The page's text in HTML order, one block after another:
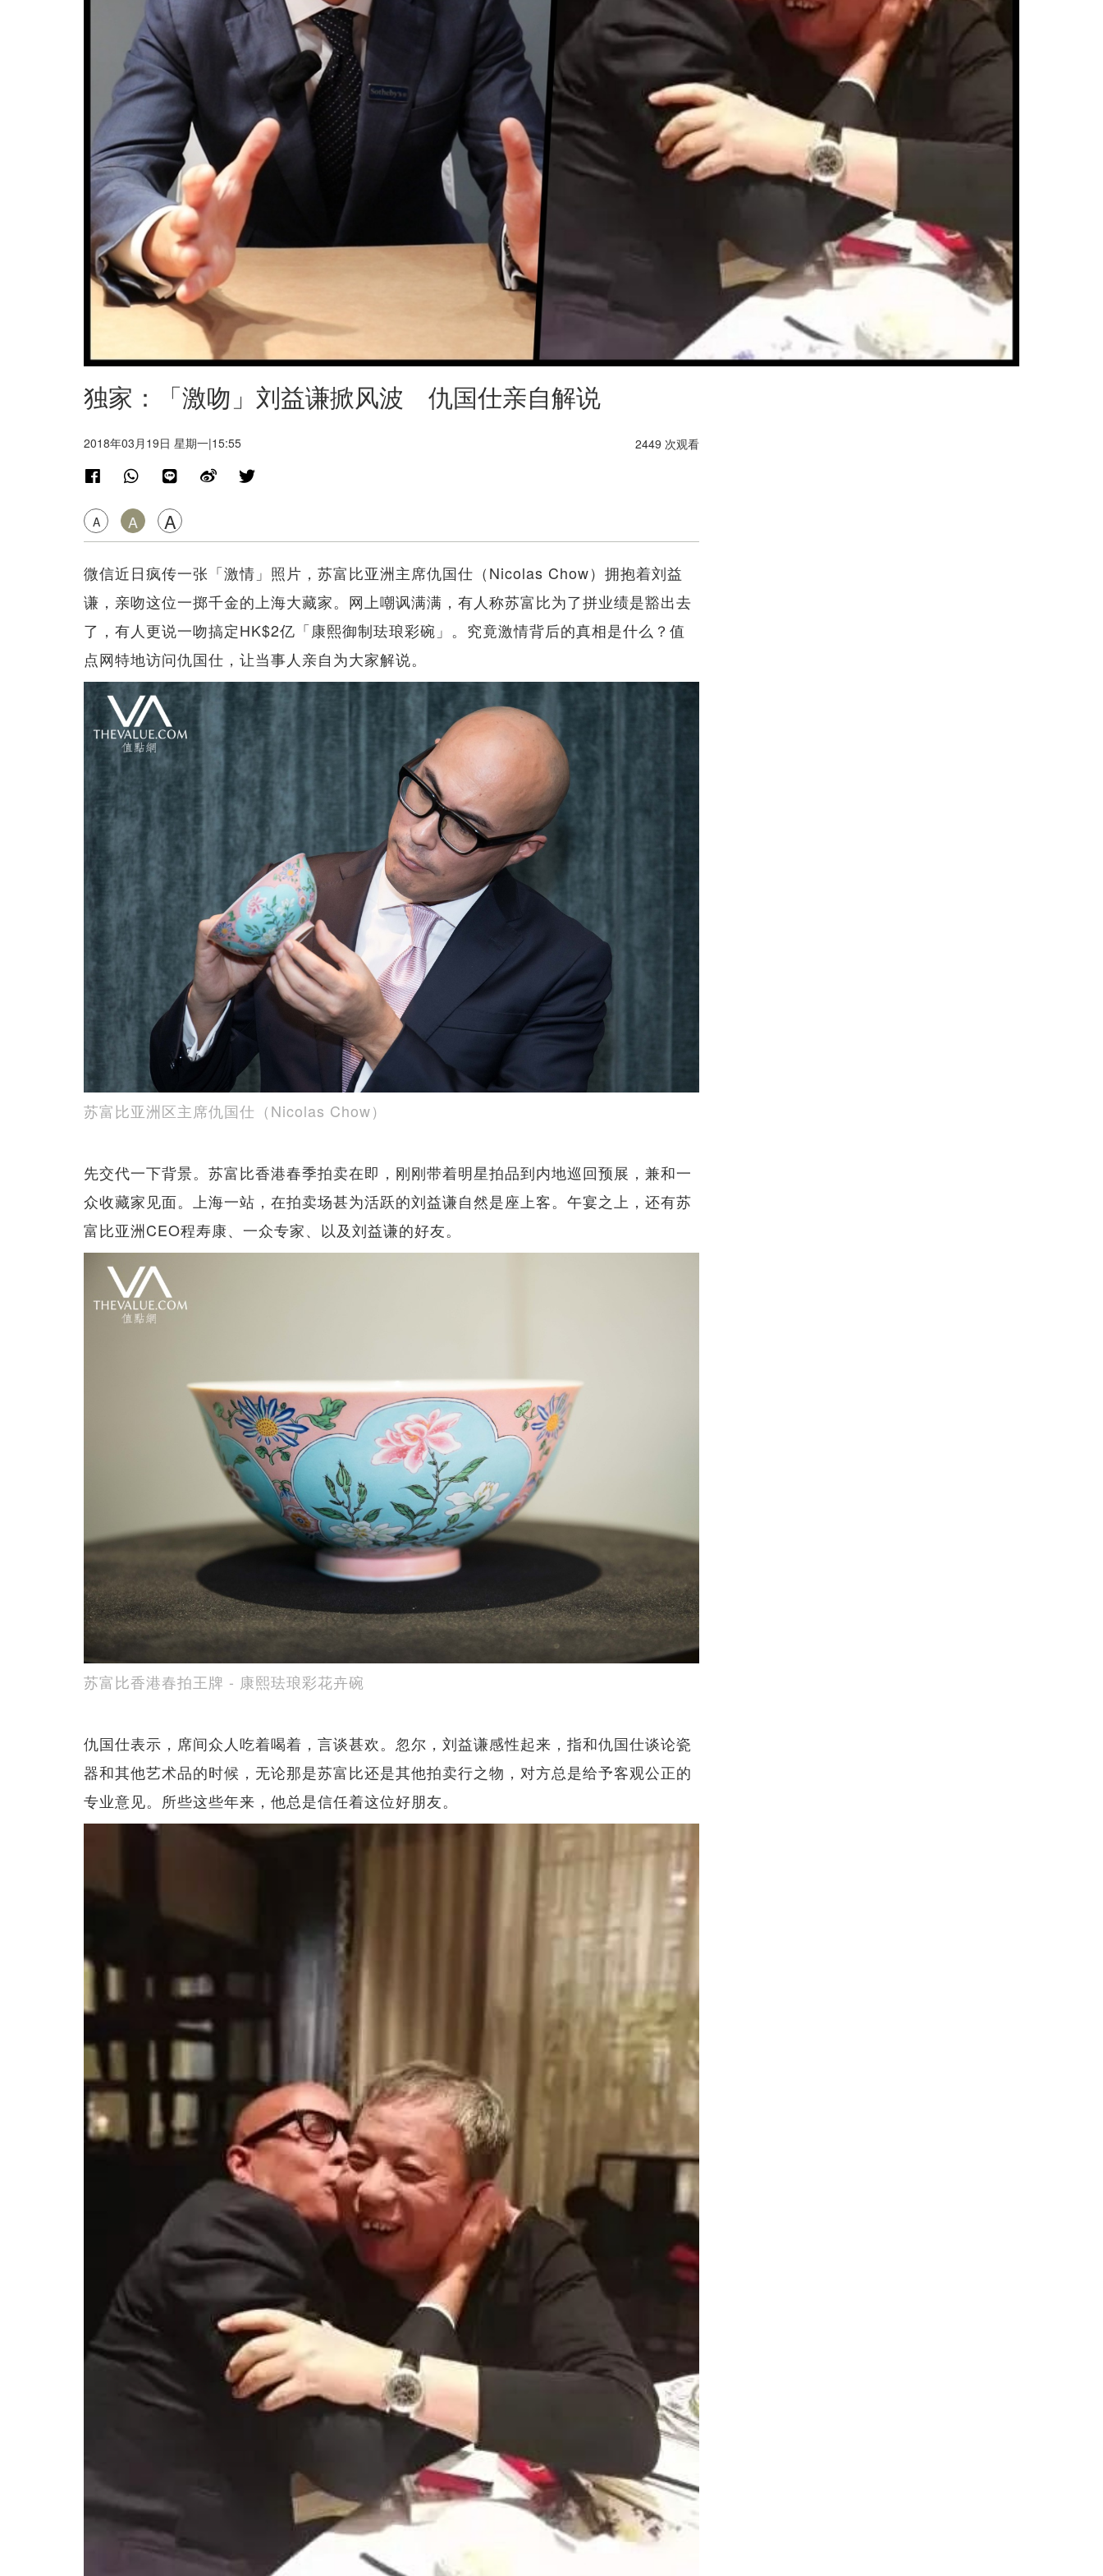
独家：「激吻」刘益谦掀风波 仇国仕亲自解说
2018年03月19日 星期一|15:55
A A A
2449 次观看
微信近日疯传一张「激情」照片，苏富比亚洲主席仇国仕（Nicolas Chow）拥抱着刘益
谦，亲吻这位一掷千金的上海大藏家。网上嘲讽满满，有人称苏富比为了拼业绩是豁出去
了，有人更说一吻搞定HK$2亿「康熙御制珐琅彩碗」。究竟激情背后的真相是什么？值
点网特地访问仇国仕，让当事人亲自为大家解说。
苏富比亚洲区主席仇国仕（Nicolas Chow）
先交代一下背景。苏富比香港春季拍卖在即，刚刚带着明星拍品到内地巡回预展，兼和一
众收藏家见面。上海一站，在拍卖场甚为活跃的刘益谦自然是座上客。午宴之上，还有苏
富比亚洲CEO程寿康、一众专家、以及刘益谦的好友。
苏富比香港春拍王牌 - 康熙珐琅彩花卉碗
仇国仕表示，席间众人吃着喝着，言谈甚欢。忽尔，刘益谦感性起来，指和仇国仕谈论瓷
器和其他艺术品的时候，无论那是苏富比还是其他拍卖行之物，对方总是给予客观公正的
专业意见。所些这些年来，他总是信任着这位好朋友。